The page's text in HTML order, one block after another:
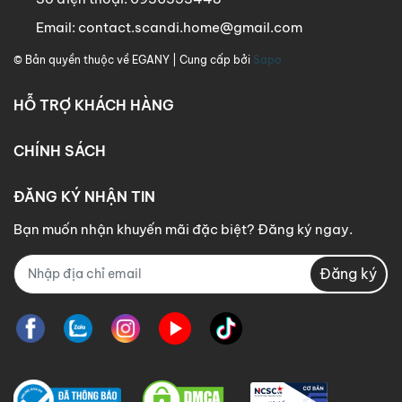
Email: contact.scandi.home@gmail.com
© Bản quyền thuộc về EGANY | Cung cấp bởi Sapo
HỖ TRỢ KHÁCH HÀNG
CHÍNH SÁCH
ĐĂNG KÝ NHẬN TIN
Bạn muốn nhận khuyến mãi đặc biệt? Đăng ký ngay.
Đăng ký